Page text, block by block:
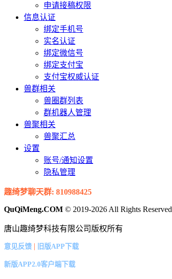
申请接稿权限
信息认证
绑定手机号
实名认证
绑定微信号
绑定支付宝
支付宝权威认证
兽群相关
兽圈群列表
群机器人管理
兽聚相关
兽聚汇总
设置
账号/通知设置
隐私管理
趣绮梦聊天群: 810988425
QuQiMeng.COM © 2019-2026 All Rights Reserved
唐山趣绮梦科技有限公司版权所有
意见反馈 | 旧版APP下载
新版APP2.0客户端下载